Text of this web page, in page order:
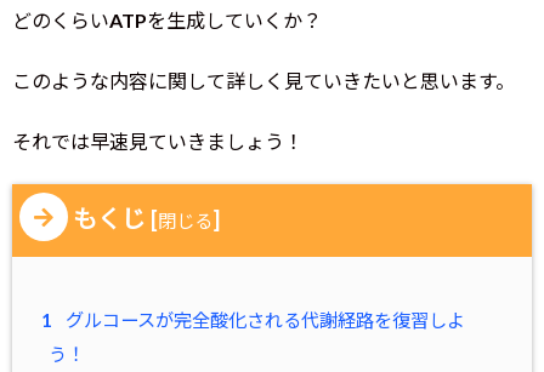
どのくらいATPを生成していくか？
このような内容に関して詳しく見ていきたいと思います。
それでは早速見ていきましょう！
もくじ [閉じる]
1
グルコースが完全酸化される代謝経路を復習しよ
う！